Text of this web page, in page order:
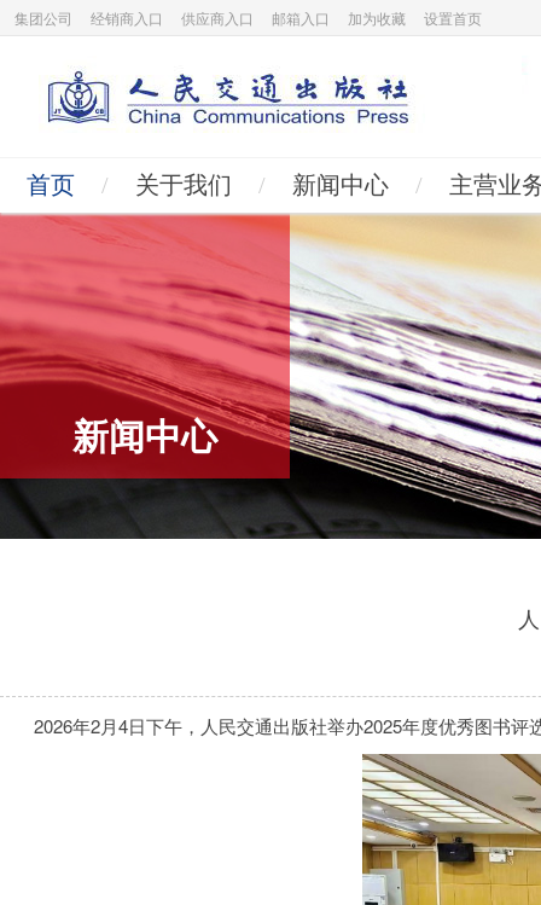
集团公司 经销商入口 供应商入口 邮箱入口 加为收藏 设置首页
首页 / 关于我们 / 新闻中心 / 主营业
新闻中心
2026年2月4日下午，人民交通出版社举办2025年度优秀图书评